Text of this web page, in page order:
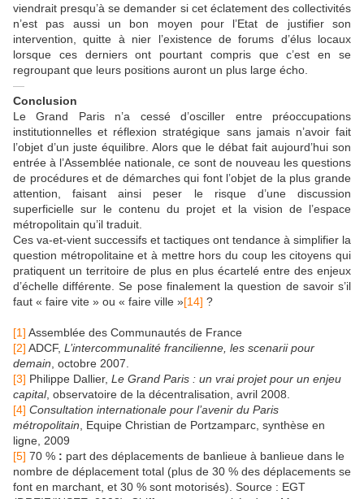
viendrait presqu’à se demander si cet éclatement des collectivités
n’est pas aussi un bon moyen pour l’Etat de justifier son
intervention, quitte à nier l’existence de forums d’élus locaux
lorsque ces derniers ont pourtant compris que c’est en se
regroupant que leurs positions auront un plus large écho.
—
Conclusion
Le Grand Paris n’a cessé d’osciller entre préoccupations
institutionnelles et réflexion stratégique sans jamais n’avoir fait
l’objet d’un juste équilibre. Alors que le débat fait aujourd’hui son
entrée à l’Assemblée nationale, ce sont de nouveau les questions
de procédures et de démarches qui font l’objet de la plus grande
attention, faisant ainsi peser le risque d’une discussion
superficielle sur le contenu du projet et la vision de l’espace
métropolitain qu’il traduit.
Ces va-et-vient successifs et tactiques ont tendance à simplifier la
question métropolitaine et à mettre hors du coup les citoyens qui
pratiquent un territoire de plus en plus écartelé entre des enjeux
d’échelle différente. Se pose finalement la question de savoir s’il
faut « faire vite » ou « faire ville »[14] ?
[1] Assemblée des Communautés de France
[2] ADCF, L’intercommunalité francilienne, les scenarii pour
demain , octobre 2007.
[3] Philippe Dallier, Le Grand Paris : un vrai projet pour un enjeu
capital, observatoire de la décentralisation, avril 2008.
[4] Consultation internationale pour l’avenir du Paris
métropolitain , Equipe Christian de Portzamparc, synthèse en
ligne, 2009
[5] 70 % : part des déplacements de banlieue à banlieue dans le
nombre de déplacement total (plus de 30 % des déplacements se
font en marchant, et 30 % sont motorisés). Source : EGT